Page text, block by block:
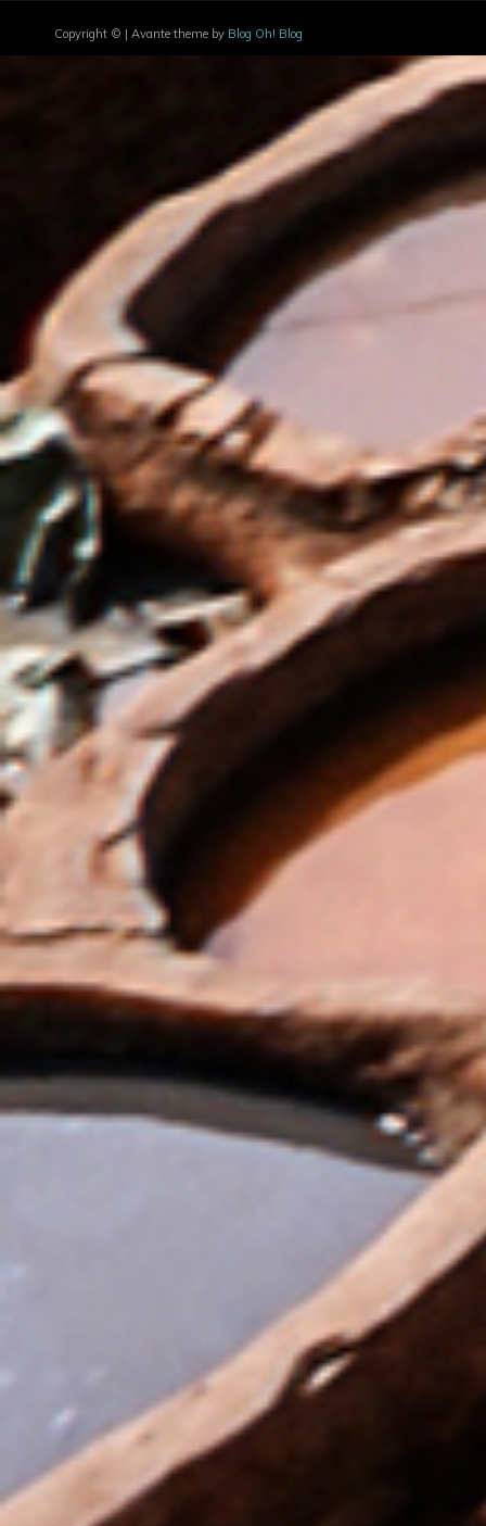
Copyright © | Avante theme by Blog Oh! Blog